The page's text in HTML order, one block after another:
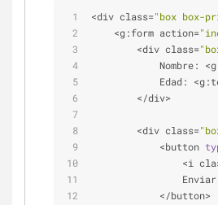
<div class="box box-
<g:form action=
<div class=
            Nombre:
<
            Edad:
<
</div>
<div class=
<button
<i
                Enviar
</button>